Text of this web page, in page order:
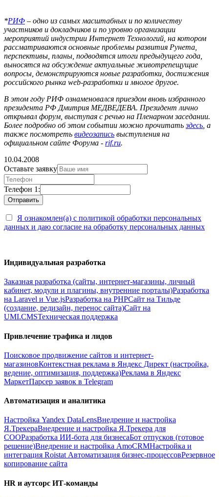
*РИФ – одно из самых масштабных и по количеству
участников и докладчиков и по уровню организации
мероприятий индустрии Интернет Технологий, на котором
рассматриваются основные проблемы развития Рунета,
перспективы, планы, подводятся итоги предыдущего года,
выносятся на обсуждение актуальные животрепещущие
вопросы, демонстрируются новые разработки, достижения
российского рынка web-разработки и многое другое.
В этом году РИФ ознаменовался приездом вновь избранного
президента РФ Дмитрия МЕДВЕДЕВА. Президент лично
открывал форум, выступая с речью на Пленарном заседании.
Более подробно об этом событии можно прочитатьздесь , а
также посмотреть видеозапись выступления на
официальном сайте Форума - rif.ru.
10.04.2008
Оставьте заявку
Телефон 1:
Я ознакомлен(а) с политикой обработки персональных
данных и даю согласие на обработку персональных данных
Индивидуальная разработка
Заказная разработка (сайты, интернет-магазины, личный
кабинет, модули и плагины, внутренние порталы)Разработка
на Laravel и Vue.jsРазработка на PHPСайт на Тильде
(создание, редизайн, перенос сайта)Сайт на
UMI.CMSТехническая поддержка
Привлечение трафика и лидов
Поисковое продвижение сайтов и интернет-
магазиновКонтекстная реклама в Яндекс Директ (настройка,
ведение, оптимизация, поддержка)Реклама в Яндекс
МаркетПарсер заявок в Telegram
Автоматизация и аналитика
Настройка Yandex DataLensВнедрение и настройка
Я.ТрекераВнедрение и настройка Я.Трекера для
СООРазработка ИИ-бота для бизнесаБот отпусков (готовое
решение)Внедрение и настройка AmoCRMНастройка и
интеграция Roistat Автоматизация бизнес-процессовРезервное
копирование сайта
HR и аутсорс ИТ-команды